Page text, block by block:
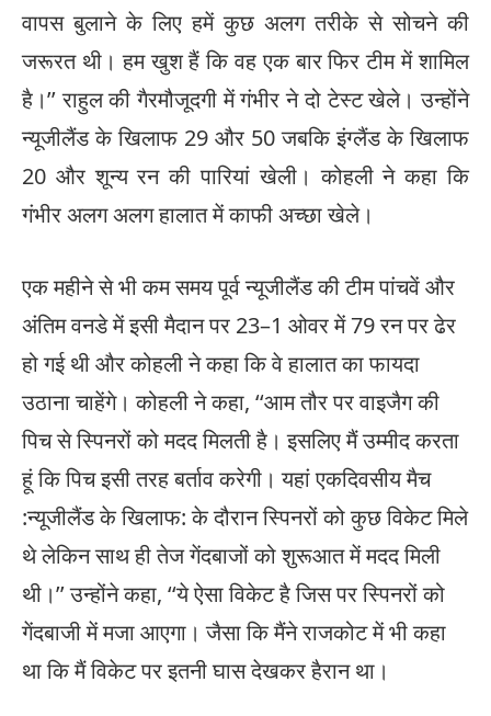
वापस बुलाने के लिए हमें कुछ अलग तरीके से सोचने की
जरूरत थी। हम खुश हैं कि वह एक बार फिर टीम में शामिल
है।’’ राहुल की गैरमौजूदगी में गंभीर ने दो टेस्ट खेले। उन्होंने
न्यूजीलैंड के खिलाफ 29 और 50 जबकि इंग्लैंड के खिलाफ
20 और शून्य रन की पारियां खेली। कोहली ने कहा कि
गंभीर अलग अलग हालात में काफी अच्छा खेले।
एक महीने से भी कम समय पूर्व न्यूजीलैंड की टीम पांचवें और
अंतिम वनडे में इसी मैदान पर 23–1 ओवर में 79 रन पर ढेर
हो गई थी और कोहली ने कहा कि वे हालात का फायदा
उठाना चाहेंगे। कोहली ने कहा, ‘‘आम तौर पर वाइजैग की
पिच से स्पिनरों को मदद मिलती है। इसलिए मैं उम्मीद करता
हूं कि पिच इसी तरह बर्ताव करेगी। यहां एकदिवसीय मैच
:न्यूजीलैंड के खिलाफ: के दौरान स्पिनरों को कुछ विकेट मिले
थे लेकिन साथ ही तेज गेंदबाजों को शुरूआत में मदद मिली
थी।’’ उन्होंने कहा, ‘‘ये ऐसा विकेट है जिस पर स्पिनरों को
गेंदबाजी में मजा आएगा। जैसा कि मैंने राजकोट में भी कहा
था कि मैं विकेट पर इतनी घास देखकर हैरान था।